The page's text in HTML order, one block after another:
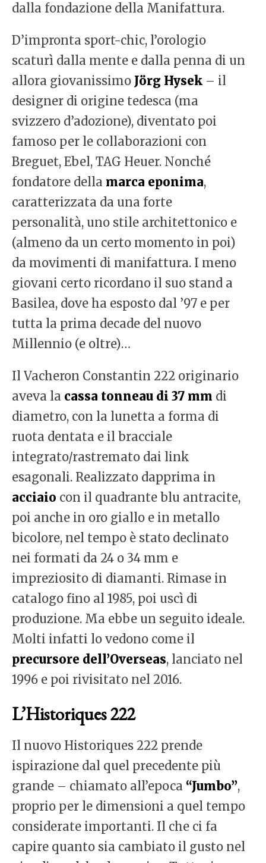
dalla fondazione della Manifattura.
D’impronta sport-chic, l’orologio
scaturì dalla mente e dalla penna di un
allora giovanissimo Jörg Hysek – il
designer di origine tedesca (ma
svizzero d’adozione), diventato poi
famoso per le collaborazioni con
Breguet, Ebel, TAG Heuer. Nonché
fondatore della marca eponima,
caratterizzata da una forte
personalità, uno stile architettonico e
(almeno da un certo momento in poi)
da movimenti di manifattura. I meno
giovani certo ricordano il suo stand a
Basilea, dove ha esposto dal ’97 e per
tutta la prima decade del nuovo
Millennio (e oltre)…
Il Vacheron Constantin 222 originario
aveva la cassa tonneau di 37 mm di
diametro, con la lunetta a forma di
ruota dentata e il bracciale
integrato/rastremato dai link
esagonali. Realizzato dapprima in
acciaio con il quadrante blu antracite,
poi anche in oro giallo e in metallo
bicolore, nel tempo è stato declinato
nei formati da 24 o 34 mm e
impreziosito di diamanti. Rimase in
catalogo fino al 1985, poi uscì di
produzione. Ma ebbe un seguito ideale.
Molti infatti lo vedono come il
precursore dell’Overseas, lanciato nel
1996 e poi rivisitato nel 2016.
L’Historiques 222
Il nuovo Historiques 222 prende
ispirazione dal quel precedente più
grande – chiamato all’epoca “Jumbo”,
proprio per le dimensioni a quel tempo
considerate importanti. Il che ci fa
capire quanto sia cambiato il gusto nel